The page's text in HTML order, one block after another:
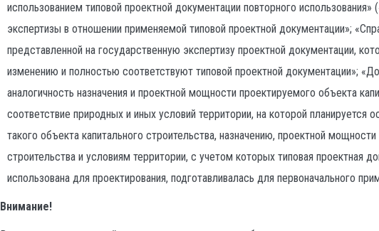
использованием типовой проектной документации повторного
экспертизы в отношении применяемой типовой проектной документации»;
представленной на государственную экспертизу проектной документации,
изменению и полностью соответствуют типовой проектной документации»;
аналогичность назначения и проектной мощности проектируемого объекта
соответствие природных и иных условий территории, на которой планируется
такого объекта капитального строительства, назначению, проектной
строительства и условиям территории, с учетом которых типовая проектная
использована для проектирования, подготавливалась для первоначального
Внимание!